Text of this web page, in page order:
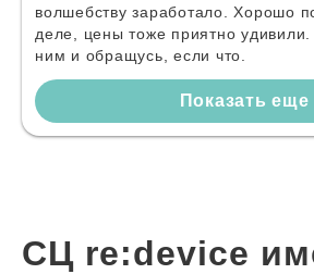
волшебству заработало. Хорошо
деле, цены тоже приятно удивили.
ним и обращусь, если что.
Показать еще
СЦ re:device